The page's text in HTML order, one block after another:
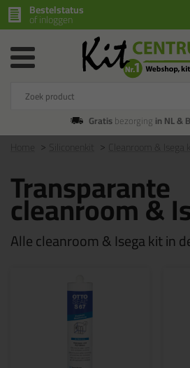
Bestelstatus
of inloggen
Gratisbezorging in NL &
Transparante
cleanroom &
Alle cleanroom & Isega kit in